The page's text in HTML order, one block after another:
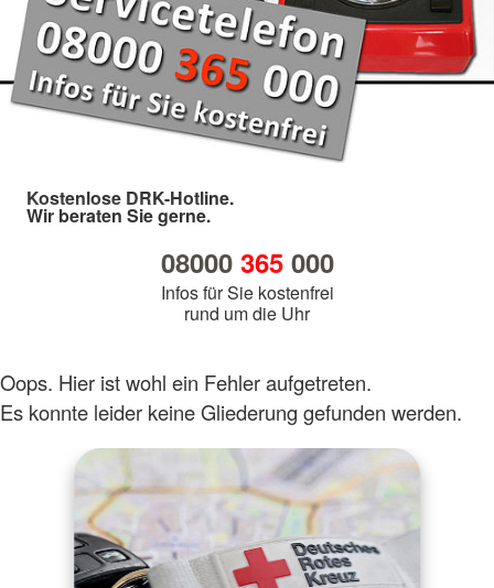
Kostenlose DRK-Hotline.
Wir beraten Sie gerne.
08000 365000
Infos für Sie kostenfrei
rund um die Uhr
Oops. Hier ist wohl ein Fehler aufgetreten.
Es konnte leider keine Gliederung gefunden werden.